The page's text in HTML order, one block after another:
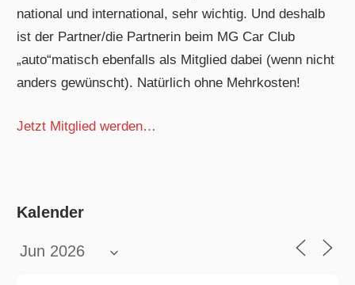
national und international, sehr wichtig. Und deshalb
ist der Partner/die Partnerin beim MG Car Club
„auto“matisch ebenfalls als Mitglied dabei (wenn nicht
anders gewünscht). Natürlich ohne Mehrkosten!
Jetzt Mitglied werden…
Kalender